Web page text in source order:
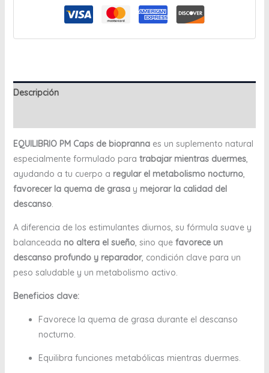
Descripción
EQUILIBRIO PM Caps de bioprannaes un suplemento natural
especialmente formulado para trabajar mientras duermes,
ayudando a tu cuerpo a regular el metabolismo nocturno,
favorecer la quema de grasay mejorar la calidad del
descanso.
A diferencia de los estimulantes diurnos, su fórmula suave y
balanceada no altera el sueño, sino que favorece un
descanso profundo y reparador, condición clave para un
peso saludable y un metabolismo activo.
Beneficios clave:
Favorece la quema de grasa durante el descanso
nocturno.
Equilibra funciones metabólicas mientras duermes.